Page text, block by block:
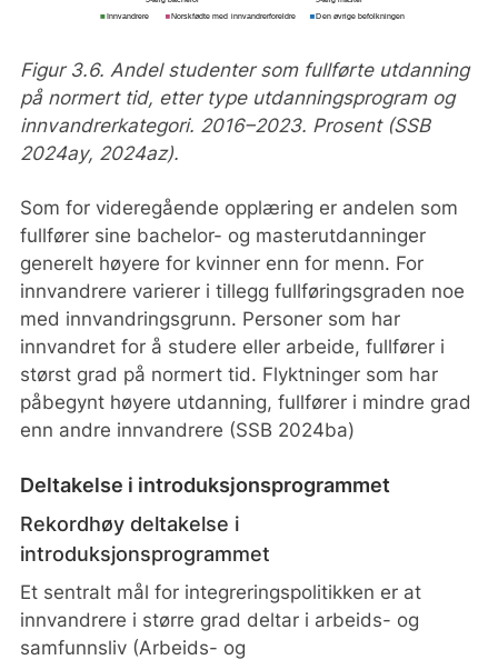
Figur 3.6. Andel studenter som fullførte utdanning
på normert tid, etter type utdanningsprogram og
innvandrerkategori. 2016–2023. Prosent (SSB
2024ay, 2024az).
Som for videregående opplæring er andelen som
fullfører sine bachelor- og masterutdanninger
generelt høyere for kvinner enn for menn. For
innvandrere varierer i tillegg fullføringsgraden noe
med innvandringsgrunn. Personer som har
innvandret for å studere eller arbeide, fullfører i
størst grad på normert tid. Flyktninger som har
påbegynt høyere utdanning, fullfører i mindre grad
enn andre innvandrere (SSB 2024ba)
Deltakelse i introduksjonsprogrammet
Rekordhøy deltakelse i
introduksjonsprogrammet
Et sentralt mål for integreringspolitikken er at
innvandrere i større grad deltar i arbeids- og
samfunnsliv (Arbeids- og